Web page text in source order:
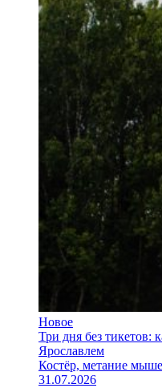
Новое
Три дня без тикетов:
Ярославлем
Костёр, метание
31.07.2026